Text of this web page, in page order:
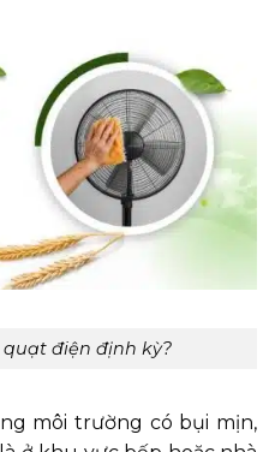
quạt điện định kỳ?
môi trường có bụi mịn,